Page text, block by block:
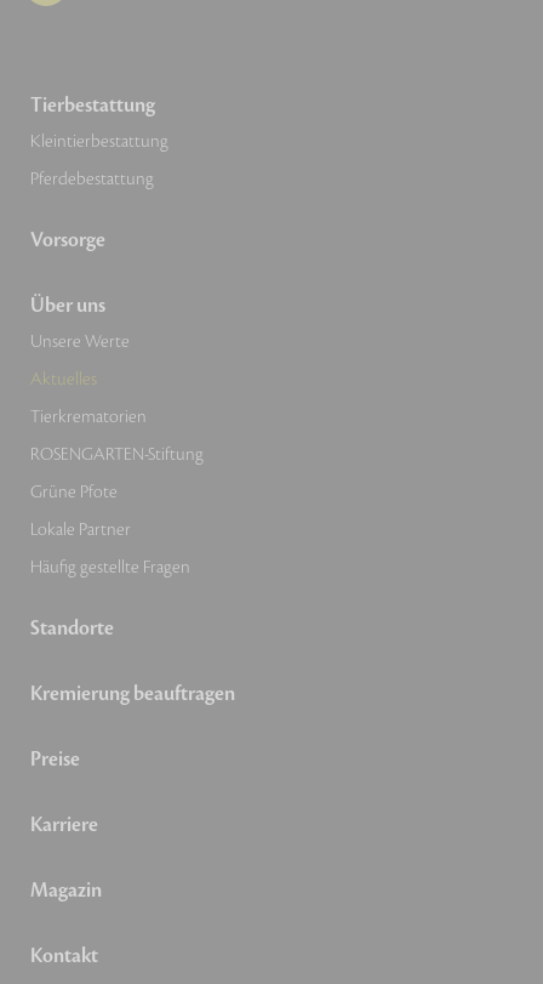
Tierbestattung
Kleintierbestattung
Pferdebestattung
Vorsorge
Über uns
Unsere Werte
Aktuelles
Tierkrematorien
ROSENGARTEN-Stiftung
Grüne Pfote
Lokale Partner
Häufig gestellte Fragen
Standorte
Kremierung beauftragen
Preise
Karriere
Magazin
Kontakt